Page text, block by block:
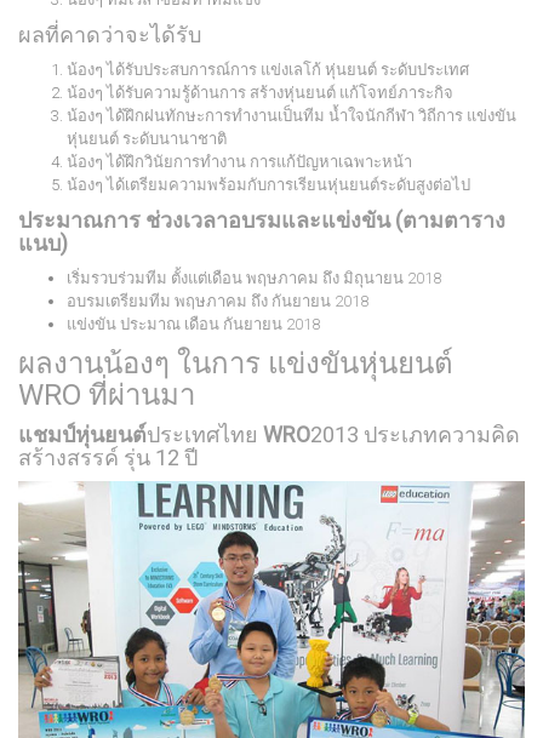
ผลที่คาดว่าจะได้รับ
น้องๆ ได้รับประสบการณ์การ แข่งเลโก้ หุ่นยนต์ ระดับประเทศ
น้องๆ ได้รับความรู้ด้านการ สร้างหุ่นยนต์ แก้โจทย์ภาระกิจ
น้องๆ ได้ฝึกฝนทักษะการทำงานเป็นทีม น้ำใจนักกีฬา วิถีการ แข่งขัน
หุ่นยนต์ ระดับนานาชาติ
น้องๆ ได้ฝึกวินัยการทำงาน การแก้ปัญหาเฉพาะหน้า
น้องๆ ได้เตรียมความพร้อมกับการเรียนหุ่นยนต์ระดับสูงต่อไป
ประมาณการ ช่วงเวลาอบรมและแข่งขัน (ตามตาราง
แนบ)
เริ่มรวบร่วมทีม ตั้งแต่เดือน พฤษภาคม ถึง มิถุนายน 2018
อบรมเตรียมทีม พฤษภาคม ถึง กันยายน 2018
แข่งขัน ประมาณ เดือน กันยายน 2018
ผลงานน้องๆ ในการ แข่งขันหุ่นยนต์
WRO ที่ผ่านมา
แชมป์หุ่นยนต์ประเทศไทย WRO2013 ประเภทความคิด
สร้างสรรค์ รุ่น 12 ปี